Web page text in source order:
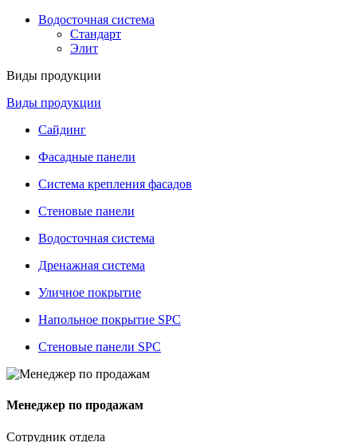
Водосточная система
Стандарт
Элит
Виды продукции
Виды продукции
Сайдинг
Фасадные панели
Система крепления фасадов
Стеновые панели
Водосточная система
Дренажная система
Уличное покрытие
Напольное покрытие SPC
Стеновые панели SPC
Менеджер по продажам
Сотрудник отдела